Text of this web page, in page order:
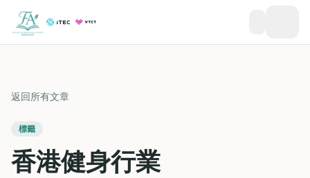
返回所有文章
標籤
香港健身行業